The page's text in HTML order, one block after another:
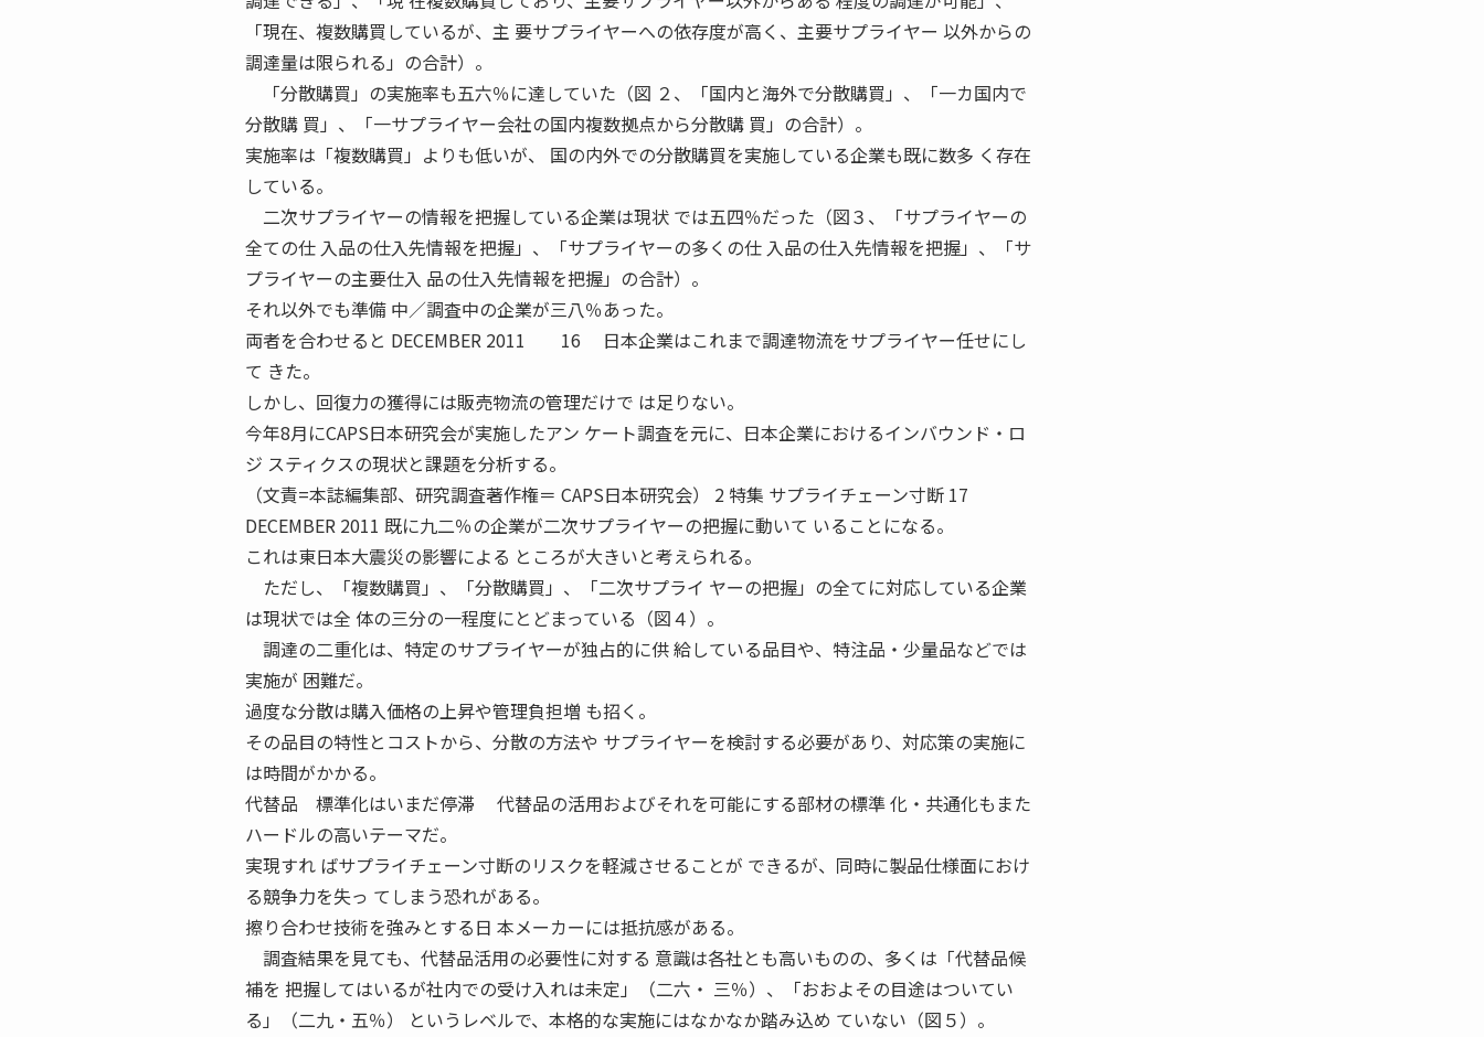
「現在、複数購買しているが、主 要サプライヤーへの依存度が高く、主要サプライヤー 以外からの
調達量は限られる」の合計）。
「分散購買」の実施率も五六％に達していた（図 ２、「国内と海外で分散購買」、「一カ国内で
分散購 買」、「一サプライヤー会社の国内複数拠点から分散購 買」の合計）。
実施率は「複数購買」よりも低いが、 国の内外での分散購買を実施している企業も既に数多 く存在
している。
二次サプライヤーの情報を把握している企業は現状 では五四％だった（図３、「サプライヤーの
全ての仕 入品の仕入先情報を把握」、「サプライヤーの多くの仕 入品の仕入先情報を把握」、「サ
プライヤーの主要仕入 品の仕入先情報を把握」の合計）。
それ以外でも準備 中／調査中の企業が三八％あった。
両者を合わせると DECEMBER 2011 16 日本企業はこれまで調達物流をサプライヤー任せにし
て きた。
しかし、回復力の獲得には販売物流の管理だけで は足りない。
今年8月にCAPS日本研究会が実施したアン ケート調査を元に、日本企業におけるインバウンド・ロ
ジ スティクスの現状と課題を分析する。
（文責=本誌編集部、研究調査著作権＝ CAPS日本研究会） 2 特集 サプライチェーン寸断 17
DECEMBER 2011 既に九二％の企業が二次サプライヤーの把握に動いて いることになる。
これは東日本大震災の影響による ところが大きいと考えられる。
ただし、「複数購買」、「分散購買」、「二次サプライ ヤーの把握」の全てに対応している企業
は現状では全 体の三分の一程度にとどまっている（図４）。
調達の二重化は、特定のサプライヤーが独占的に供 給している品目や、特注品・少量品などでは
実施が 困難だ。
過度な分散は購入価格の上昇や管理負担増 も招く。
その品目の特性とコストから、分散の方法や サプライヤーを検討する必要があり、対応策の実施に
は時間がかかる。
代替品 標準化はいまだ停滞 代替品の活用およびそれを可能にする部材の標準 化・共通化もまた
ハードルの高いテーマだ。
実現すれ ばサプライチェーン寸断のリスクを軽減させることが できるが、同時に製品仕様面におけ
る競争力を失っ てしまう恐れがある。
擦り合わせ技術を強みとする日 本メーカーには抵抗感がある。
調査結果を見ても、代替品活用の必要性に対する 意識は各社とも高いものの、多くは「代替品候
補を 把握してはいるが社内での受け入れは未定」（二六・ 三％）、「おおよその目途はついてい
る」（二九・五％） というレベルで、本格的な実施にはなかなか踏み込め ていない（図５）。